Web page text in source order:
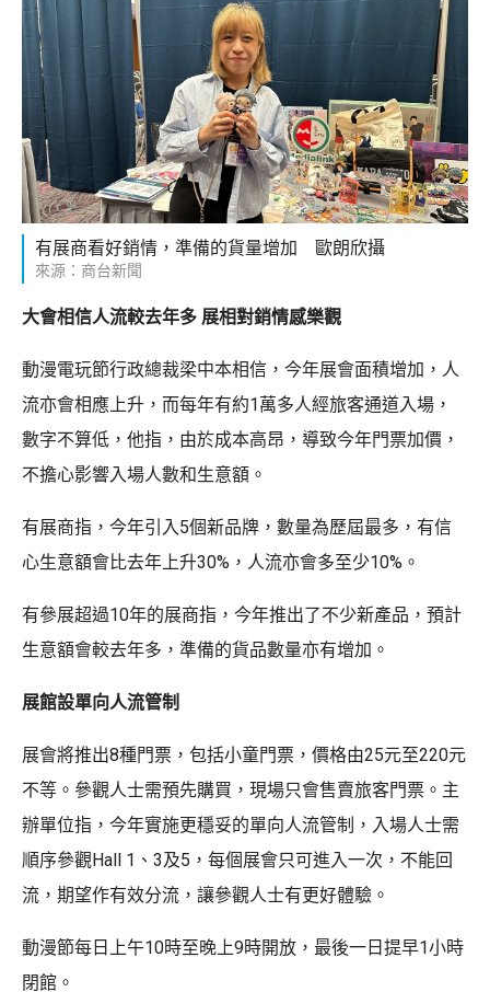
有展商看好銷情，準備的貨量增加 歐朗欣攝
來源：商台新聞
大會相信人流較去年多 展相對銷情感樂觀
動漫電玩節行政總裁梁中本相信，今年展會面積增加，人
流亦會相應上升，而每年有約1萬多人經旅客通道入場，
數字不算低，他指，由於成本高昂，導致今年門票加價，
不擔心影響入場人數和生意額。
有展商指，今年引入5個新品牌，數量為歷屆最多，有信
心生意額會比去年上升30%，人流亦會多至少10%。
有參展超過10年的展商指，今年推出了不少新產品，預計
生意額會較去年多，準備的貨品數量亦有增加。
展館設單向人流管制
展會將推出8種門票，包括小童門票，價格由25元至220元
不等。參觀人士需預先購買，現場只會售賣旅客門票。主
辦單位指，今年實施更穩妥的單向人流管制，入場人士需
順序參觀Hall 1、3及5，每個展會只可進入一次，不能回
流，期望作有效分流，讓參觀人士有更好體驗。
動漫節每日上午10時至晚上9時開放，最後一日提早1小時
閉館。